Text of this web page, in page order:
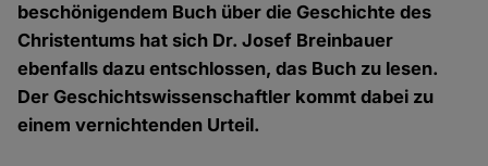
beschönigendem Buch über die Geschichte des
Christentums hat sich Dr. Josef Breinbauer
ebenfalls dazu entschlossen, das Buch zu lesen.
Der Geschichtswissenschaftler kommt dabei zu
einem vernichtenden Urteil.